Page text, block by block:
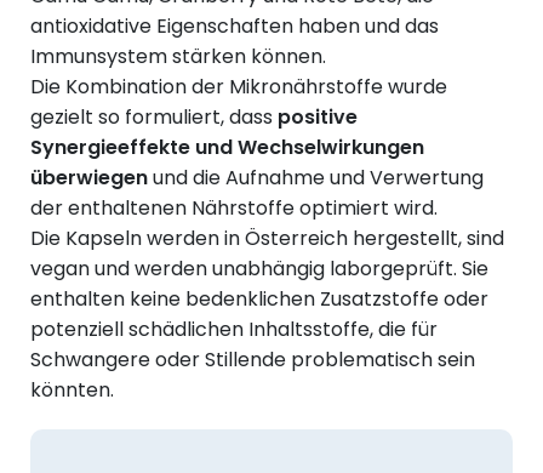
antioxidative Eigenschaften haben und das
Immunsystem stärken können.
Die Kombination der Mikronährstoffe wurde
gezielt so formuliert, dass positive
Synergieeffekte und Wechselwirkungen
überwiegenund die Aufnahme und Verwertung
der enthaltenen Nährstoffe optimiert wird.
Die Kapseln werden in Österreich hergestellt, sind
vegan und werden unabhängig laborgeprüft. Sie
enthalten keine bedenklichen Zusatzstoffe oder
potenziell schädlichen Inhaltsstoffe, die für
Schwangere oder Stillende problematisch sein
könnten.